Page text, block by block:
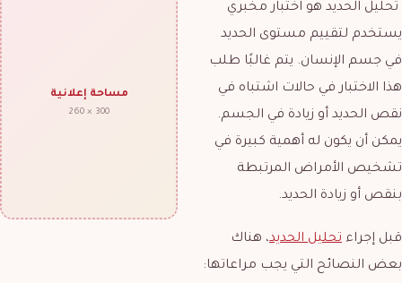
تحليل الحديد هو اختبار مخبري
يستخدم لتقييم مستوى الحديد
في جسم الإنسان. يتم غالبًا طلب
هذا الاختبار في حالات اشتباه في
نقص الحديد أو زيادة في الجسم.
يمكن أن يكون له أهمية كبيرة في
تشخيص الأمراض المرتبطة
بنقص أو زيادة الحديد.
قبل إجراء تحليل الحديد، هناك
بعض النصائح التي يجب مراعاتها:
مساحة إعلانية
300 × 260